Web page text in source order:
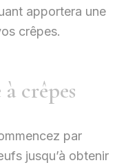
apportera une
crêpes.
crêpes
par
jusqu’à obtenir